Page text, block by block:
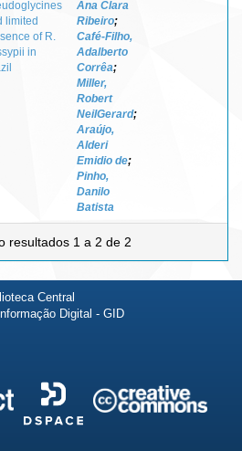
limited
of R.
in
Ana Clara
Ribeiro;
Café‑Filho,
Adalberto
Corrêa;
Miller,
Robert
NeilGerard;
Araújo,
Alderi
Emidio de;
Pinho,
Danilo
Batista
resultados 1 a 2 de 2
Central
Digital - GID